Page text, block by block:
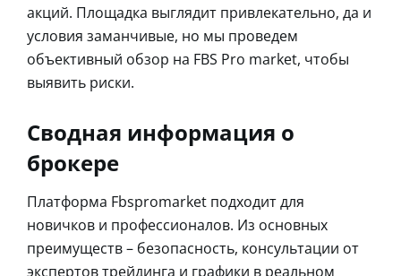
акций. Площадка выглядит привлекательно, да и
условия заманчивые, но мы проведем
объективный обзор на FBS Pro market, чтобы
выявить риски.
Сводная информация о
брокере
Платформа Fbspromarket подходит для
новичков и профессионалов. Из основных
преимуществ – безопасность, консультации от
экспертов трейдинга и графики в реальном